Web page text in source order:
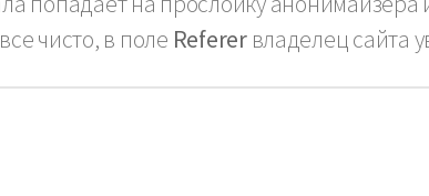
чисто, в поле Refererвладелец сайта